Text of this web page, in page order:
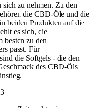
zu nehmen. Zu den
die CBD-Öle und die
beiden Produkten auf die
es sich, die
besten zu den
passt. Für
die Softgels - die den
des CBD-Öls